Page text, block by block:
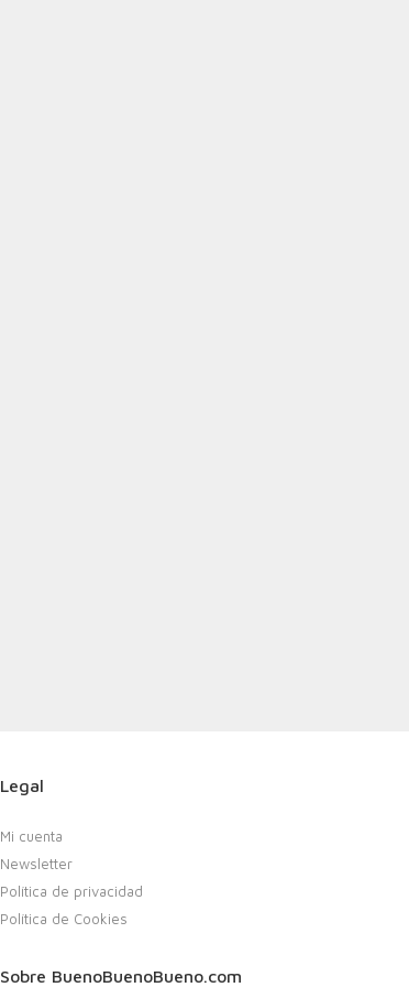
Legal
Mi cuenta
Newsletter
Política de privacidad
Política de Cookies
Sobre BuenoBuenoBueno.com